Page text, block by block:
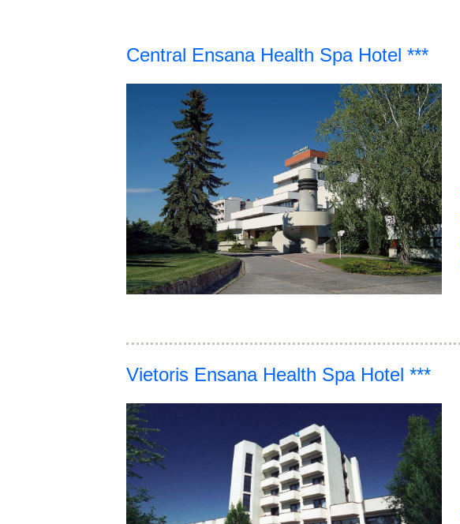
Central Ensana Health Spa Hotel ***
Vietoris Ensana Health Spa Hotel ***